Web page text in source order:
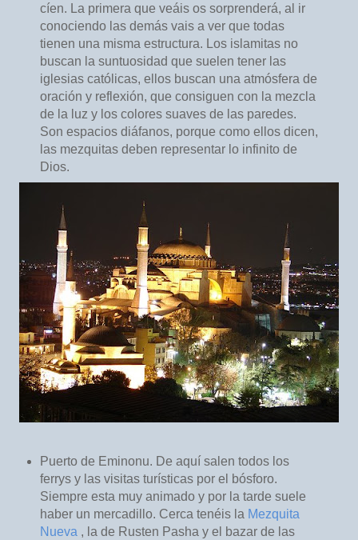
cíen. La primera que veáis os sorprenderá, al ir
conociendo las demás vais a ver que todas
tienen una misma estructura. Los islamitas no
buscan la suntuosidad que suelen tener las
iglesias católicas, ellos buscan una atmósfera de
oración y reflexión, que consiguen con la mezcla
de la luz y los colores suaves de las paredes.
Son espacios diáfanos, porque como ellos dicen,
las mezquitas deben representar lo infinito de
Dios.
Puerto de Eminonu. De aquí salen todos los
ferrys y las visitas turísticas por el bósforo.
Siempre esta muy animado y por la tarde suele
haber un mercadillo. Cerca tenéis la Mezquita
Nueva , la de Rusten Pasha y el bazar de las